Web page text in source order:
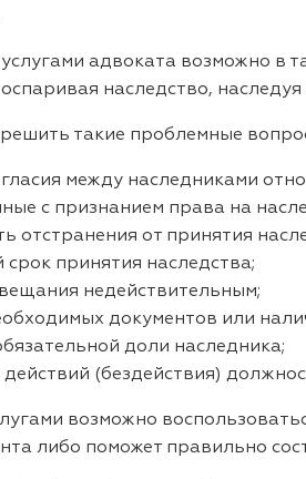
адвоката возможно в
наследство,
такие проблемные
между наследниками
с признанием права на
отстранения от принятия
принятия наследства;
недействительным;
документов или
доли наследника;
(бездействия)
возможно
либо поможет правильно